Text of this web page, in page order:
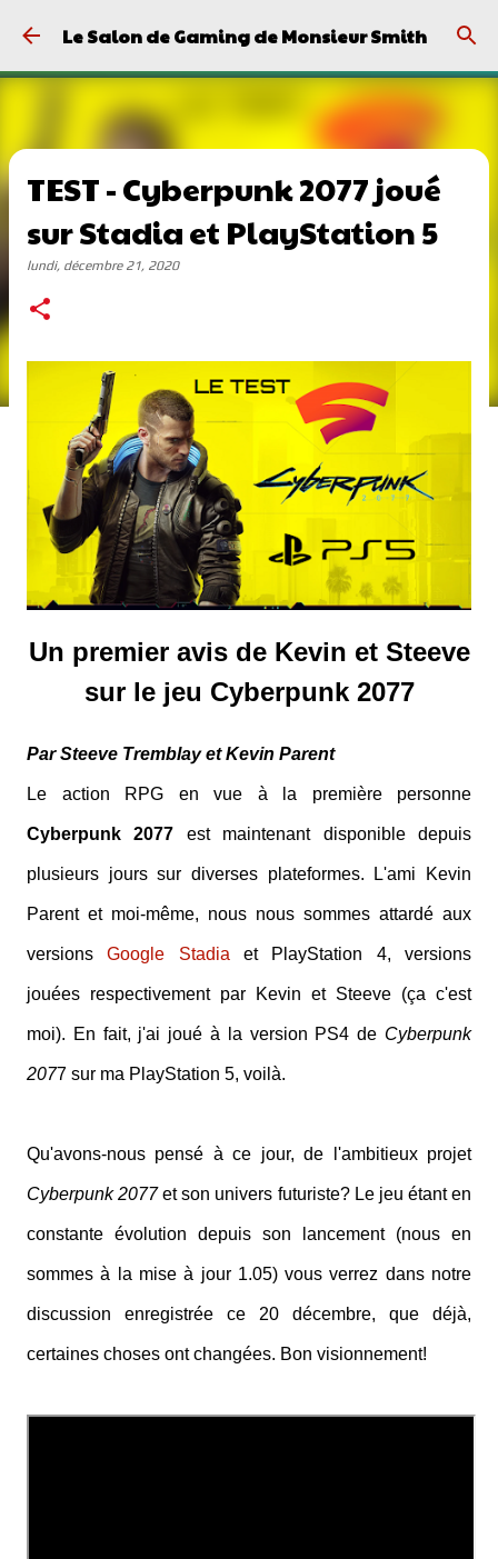
Passer au contenu principal
Le Salon de Gaming de Monsieur Smith
TEST - Cyberpunk 2077 joué
sur Stadia et PlayStation 5
lundi, décembre 21, 2020
Un premier avis de Kevin et Steeve
sur le jeu Cyberpunk 2077
Par Steeve Tremblay et Kevin Parent
Le action RPG en vue à la première personne
Cyberpunk 2077 est maintenant disponible depuis
plusieurs jours sur diverses plateformes. L'ami Kevin
Parent et moi-même, nous nous sommes attardé aux
versionsGoogle Stadia et PlayStation 4, versions
jouées respectivement par Kevin et Steeve (ça c'est
moi). En fait, j'ai joué à la version PS4 de Cyberpunk
2077 sur ma PlayStation 5, voilà.
Qu'avons-nous pensé à ce jour, de l'ambitieux projet
Cyberpunk 2077et son univers futuriste? Le jeu étant en
constante évolution depuis son lancement (nous en
sommes à la mise à jour 1.05) vous verrez dans notre
discussion enregistrée ce 20 décembre, que déjà,
certaines choses ont changées. Bon visionnement!